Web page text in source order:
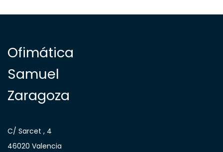
Ofimática
Samuel
Zaragoza
C/ Sarcet , 4
46020 Valencia